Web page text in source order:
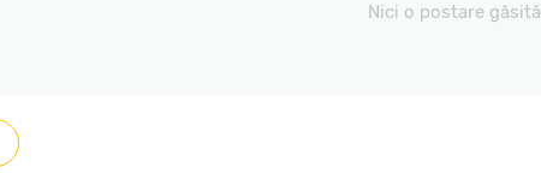
Nici o postare găsită